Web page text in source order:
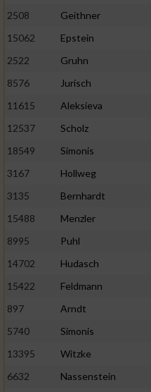
2508
Geithner
15062
Epstein
2522
Gruhn
8576
Jurisch
11615
Aleksieva
12537
Scholz
18549
Simonis
3167
Hollweg
3135
Bernhardt
15488
Menzler
8995
Puhl
14702
Hudasch
15422
Feldmann
897
Arndt
5740
Simonis
13395
Witzke
6632
Nassenstein